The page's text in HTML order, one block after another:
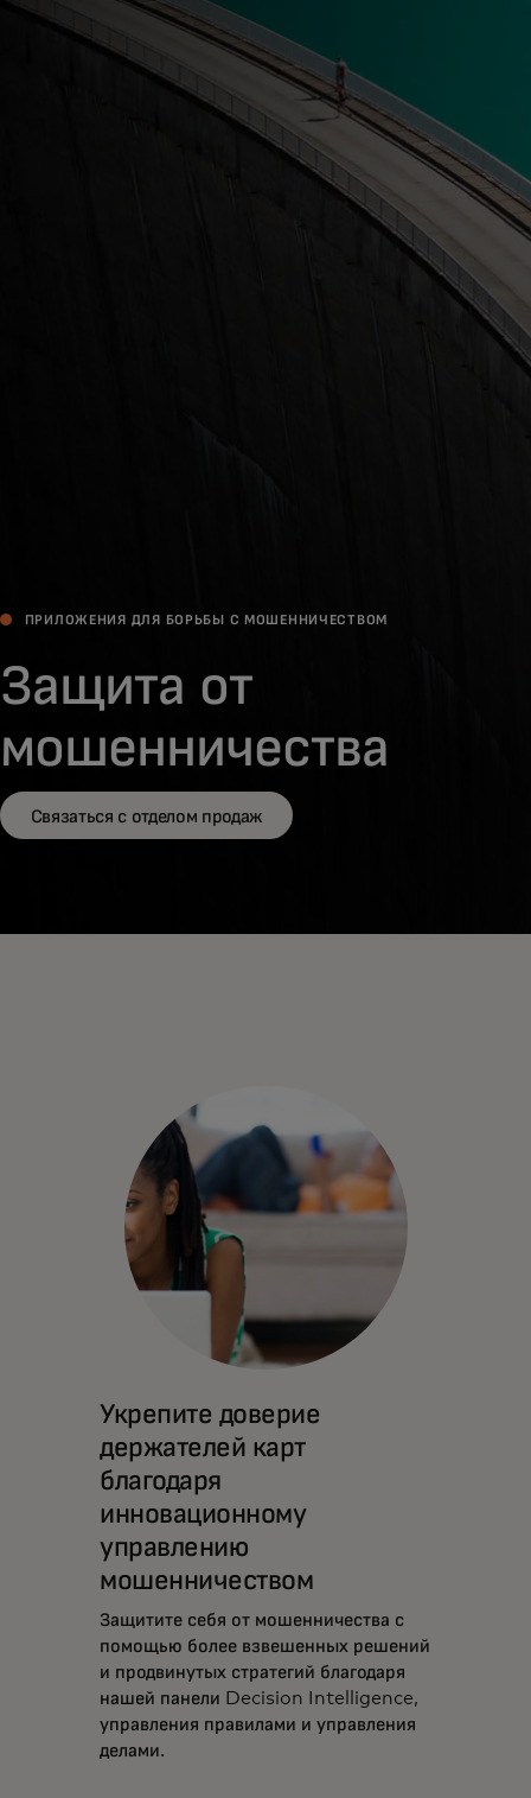
Для вас
ПРИЛОЖЕНИЯ ДЛЯ БОРЬБЫ С МОШЕННИЧЕСТВОМ
Защита от
мошенничества
Связаться с отделом продаж
Укрепите доверие
держателей карт
благодаря
инновационному
управлению
мошенничеством
Защитите себя от мошенничества с
помощью более взвешенных решений
и продвинутых стратегий благодаря
нашей панели Decision Intelligence,
управления правилами и управления
делами.